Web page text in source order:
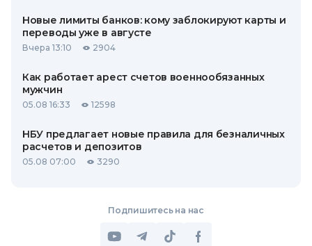
Новые лимиты банков: кому заблокируют карты и
переводы уже в августе
Вчера 13:10 2904
Как работает арест счетов военнообязанных
мужчин
05.08 16:33 12598
НБУ предлагает новые правила для безналичных
расчетов и депозитов
05.08 07:00 3290
Подпишитесь на нас